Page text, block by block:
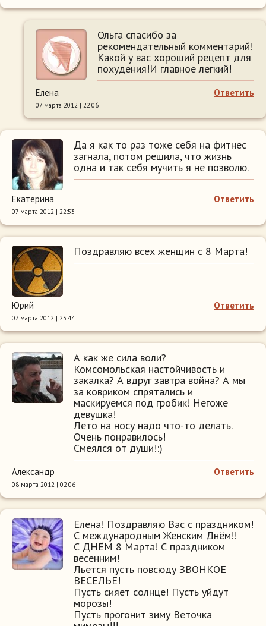
Ольга спасибо за
рекомендательный комментарий!
Какой у вас хороший рецепт для
похудения!И главное легкий!
Ответить
Елена
07 марта 2012 | 22:06
Да я как то раз тоже себя на фитнес
загнала, потом решила, что жизнь
одна и так себя мучить я не позволю.
Ответить
Екатерина
07 марта 2012 | 22:53
Поздравляю всех женщин с 8 Марта!
Ответить
Юрий
07 марта 2012 | 23:44
А как же сила воли?
Комсомольская настойчивость и
закалка? А вдруг завтра война? А мы
за ковриком спрятались и
маскируемся под гробик! Негоже
девушка!
Лето на носу надо что-то делать.
Очень понравилось!
Смеялся от души!:)
Ответить
Александр
08 марта 2012 | 02:06
Елена! Поздравляю Вас с праздником!
С международным Женским Днём!!
С ДНЁМ 8 Марта! С праздником
весенним!
Льется пусть повсюду ЗВОНКОЕ
ВЕСЕЛЬЕ!
Пусть сияет солнце! Пусть уйдут
морозы!
Пусть прогонит зиму Веточка